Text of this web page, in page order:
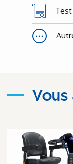
Test
Vous